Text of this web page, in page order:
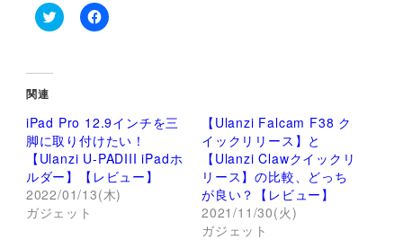
ク
し
て
T
i
t
t
e
r
で
共
有
(
F
で
共
有
す
る
に
は
リ
関連
iPad Pro 12.9インチを三
脚に取り付けたい！
【Ulanzi U-PADIII iPadホ
ルダー】【レビュー】
2022/01/13(木)
ガジェット
【Ulanzi Falcam F38 ク
イックリリース】と
【Ulanzi Clawクイックリ
リース】の比較、どっち
が良い？【レビュー】
2021/11/30(火)
ガジェット